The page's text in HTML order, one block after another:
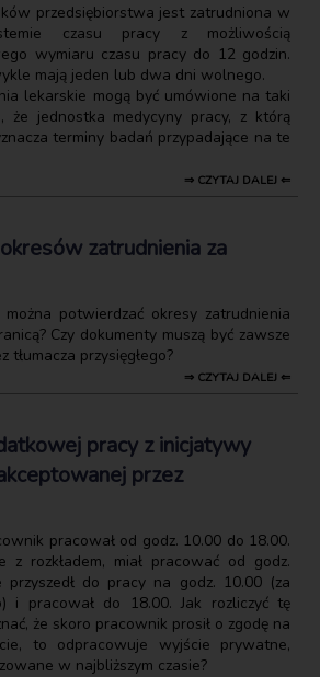
przedsiębiorstwa jest zatrudniona w
czasu pracy z możliwością
wymiaru czasu pracy do 12 godzin.
mają jeden lub dwa dni wolnego.
lekarskie mogą być umówione na taki
że jednostka medycyny pracy, z którą
terminy badań przypadające na te
⇒ CZYTAJ DALEJ ⇐
zatrudnienia za
można potwierdzać okresy zatrudnienia
Czy dokumenty muszą być zawsze
tłumacza przysięgłego?
⇒ CZYTAJ DALEJ ⇐
pracy z inicjatywy
przez
pracował od godz. 10.00 do 18.00.
z rozkładem, miał pracować od godz.
do pracy na godz. 10.00 (za
i pracował do 18.00. Jak rozliczyć tę
że skoro pracownik prosił o zgodę na
to odpracowuje wyjście prywatne,
w najbliższym czasie?